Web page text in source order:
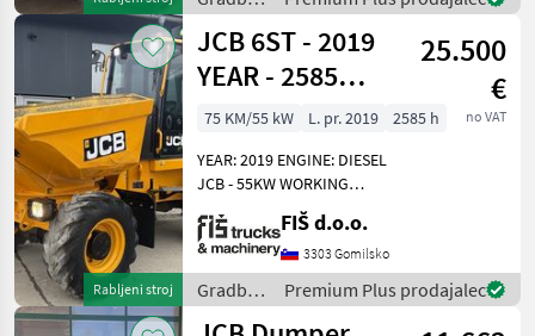
CAB LIGHTS CAPACITY 1300
stroji /
JCB
Rabljeni stroj
JCB 6ST - 2019
YEAR - 2585
WORKING
25.500
€
no VAT
75 KM/55 kW L. pr. 2019
2585 h
YEAR: 2019 ENGINE: DIESEL
JCB - 55KW WORKING
HOURS: 2585 4X4 DRIVE
AUTOMATIC GEARBOX (4
GEARS) LIGHTS CAMERA
CLOSED HEATED CAB
DUMPER WEIGHT 5180KG
CAPACITY
FIŠ d.o.o.
3303 Gomilsko
Gradbeni
stroji /
Premium Plus prodajalec